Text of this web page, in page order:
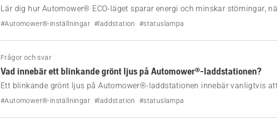
Lär dig hur Automower® ECO-läget sparar energi och minskar störningar,
användas och hur du aktiverar det via appen eller klipparens display.
#Automower®-inställningar #laddstation #statuslampa
Frågor och svar
Vad innebär ett blinkande grönt ljus på Automower®-laddstationen?
Ett blinkande grönt ljus på Automower®-laddstationen innebär vanligtvis
aktiverat. För Aspire™ R6V, 308V och 312V indikerar det ett problem med
#Automower®-inställningar #laddstation #statuslampa